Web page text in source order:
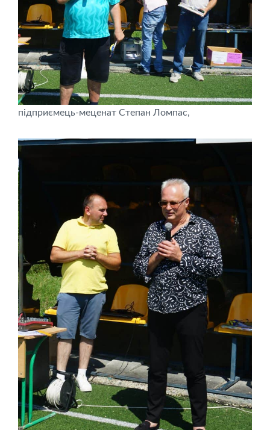
підприємець-меценат Степан Ломпас,